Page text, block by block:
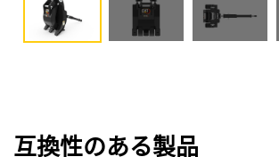
互換性のある製品